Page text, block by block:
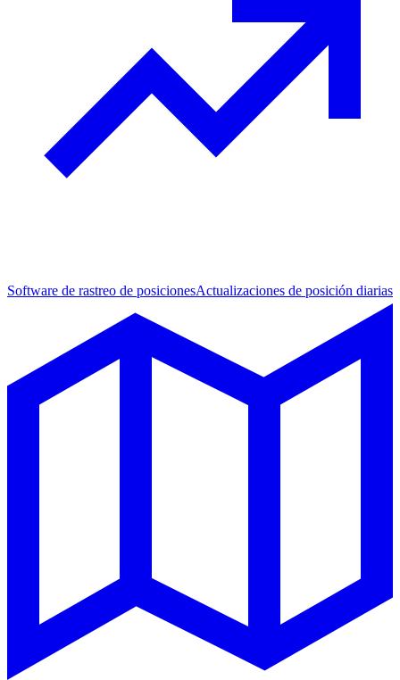
Software de rastreo de posicionesActualizaciones de posición diarias